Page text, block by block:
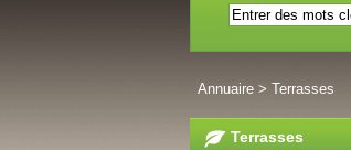
Annuaire > Terrasses
Terrasses